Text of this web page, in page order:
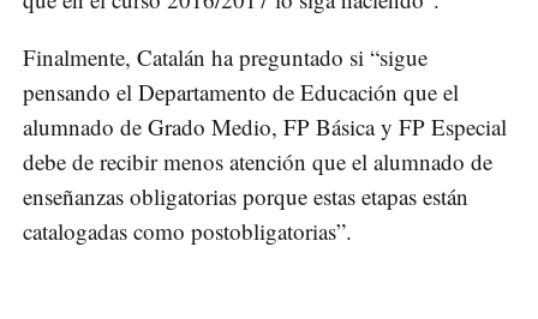
Finalmente, Catalán ha preguntado si “sigue
pensando el Departamento de Educación que el
alumnado de Grado Medio, FP Básica y FP Especial
debe de recibir menos atención que el alumnado de
enseñanzas obligatorias porque estas etapas están
catalogadas como postobligatorias”.